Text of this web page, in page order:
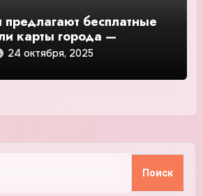
предлагают бесплатные
карты города —
и обзор
24 октября, 2025